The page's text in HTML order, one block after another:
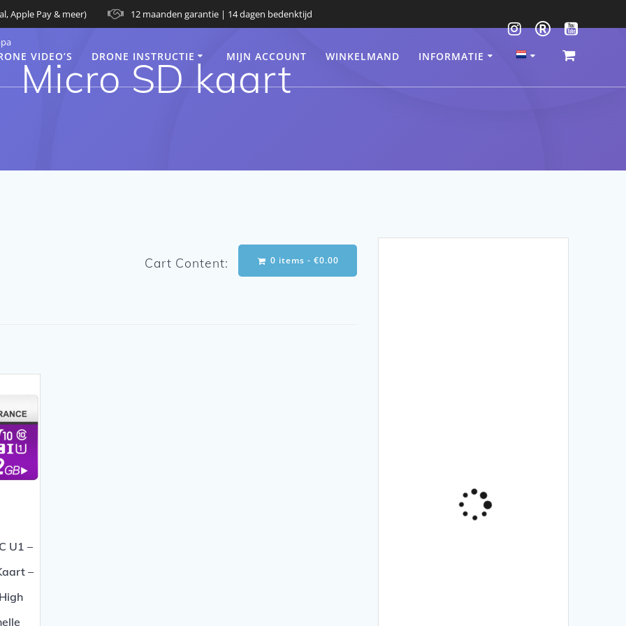
Apple Pay & meer) 12 maanden garantie | 14 dagen bedenktijd
VIDEO’S DRONE INSTRUCTIE MIJN ACCOUNT WINKELMAND INFORMATIE
Micro SD kaart
Cart Content: 0 items -€0.00
U1 –
–